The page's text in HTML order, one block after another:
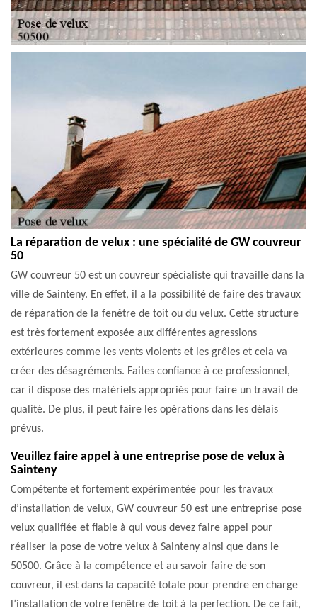
La réparation de velux : une spécialité de GW couvreur
50
GW couvreur 50 est un couvreur spécialiste qui travaille dans la
ville de Sainteny. En effet, il a la possibilité de faire des travaux
de réparation de la fenêtre de toit ou du velux. Cette structure
est très fortement exposée aux différentes agressions
extérieures comme les vents violents et les grêles et cela va
créer des désagréments. Faites confiance à ce professionnel,
car il dispose des matériels appropriés pour faire un travail de
qualité. De plus, il peut faire les opérations dans les délais
prévus.
Veuillez faire appel à une entreprise pose de velux à
Sainteny
Compétente et fortement expérimentée pour les travaux
d’installation de velux, GW couvreur 50 est une entreprise pose
velux qualifiée et fiable à qui vous devez faire appel pour
réaliser la pose de votre velux à Sainteny ainsi que dans le
50500. Grâce à la compétence et au savoir faire de son
couvreur, il est dans la capacité totale pour prendre en charge
l’installation de votre fenêtre de toit à la perfection. De ce fait,